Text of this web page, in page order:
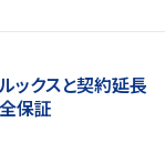
ックスと契約延長
保証